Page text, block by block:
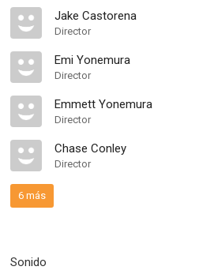
Jake Castorena
Director
Emi Yonemura
Director
Emmett Yonemura
Director
Chase Conley
Director
6 más
Sonido